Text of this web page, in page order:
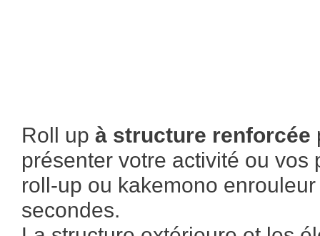
Roll up à structure renforcée
présenter votre activité ou
roll-up ou kakemono
secondes.